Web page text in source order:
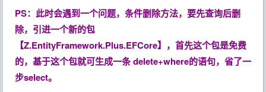
PS：此时会遇到一个问题，条件删除方法，要先查询后删
除，引进一个新的包
【Z.EntityFramework.Plus.EFCore】， 首先这个包是免费
的，基于这个包就可生成一条 delete+where的语句，省了一
步select。